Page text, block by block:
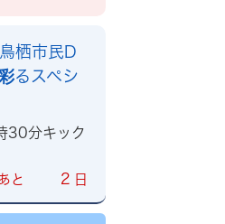
栖市民D
るスペシ
30分キック
と 2 日